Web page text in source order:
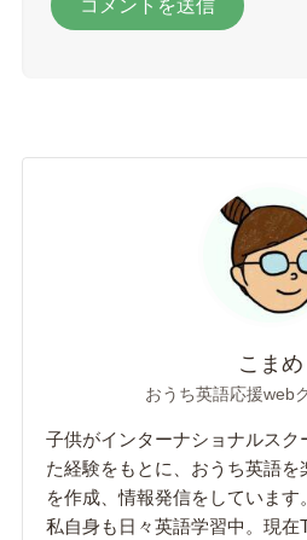
こまめ
おうち英語応援web
子供がインターナショナルスク
た経験をもとに、おうち英語を
を作成、情報発信をしています。
私自身も日々英語学習中。現在